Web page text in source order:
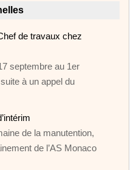
de travaux chez
septembre au 1er
à un appel du
de la manutention,
de l’AS Monaco